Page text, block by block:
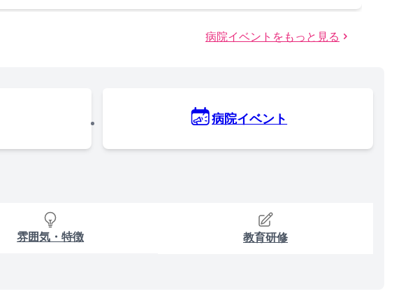
病院イベントをもっと見る
病院イベント
雰囲気・特徴 教育研修